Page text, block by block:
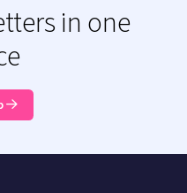
in one